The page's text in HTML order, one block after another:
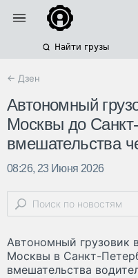
Найти грузы
← Дзен
Автономный
Москвы до
вмешательства
08:26, 23 Июня 2026
Автономный грузовик
Москвы в Санкт-
вмешательства